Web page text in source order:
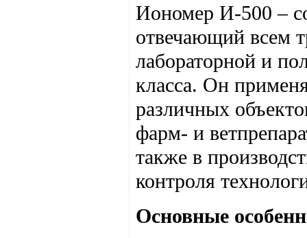
Иономер И-500 –
отвечающий всем
лабораторной и
класса. Он
различных
фарм- и
также в
контроля
Основные